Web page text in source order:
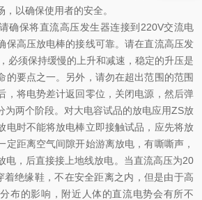
以确保使用者的安全。
确保将直流高压发生器连接到220V交流电
保高压放电棒的接线可靠。请在直流高压发
必须保持缓慢的上升和减速，稳定的升压是
的要点之一。另外，请勿在超出范围的范围
，将电势差计返回零位，关闭电源，然后弹
为两个阶段。对大电容试品的放电应用ZS放
电时不能将放电棒立即接触试品，应先将放
定距离空气间隙开始游离放电，有嘶嘶声，
电，后直接接上地线放电。当直流高压为20
着绝缘鞋，不在安全距离之内，但是由于高
布的影响，附近人体的直流电势会有所不